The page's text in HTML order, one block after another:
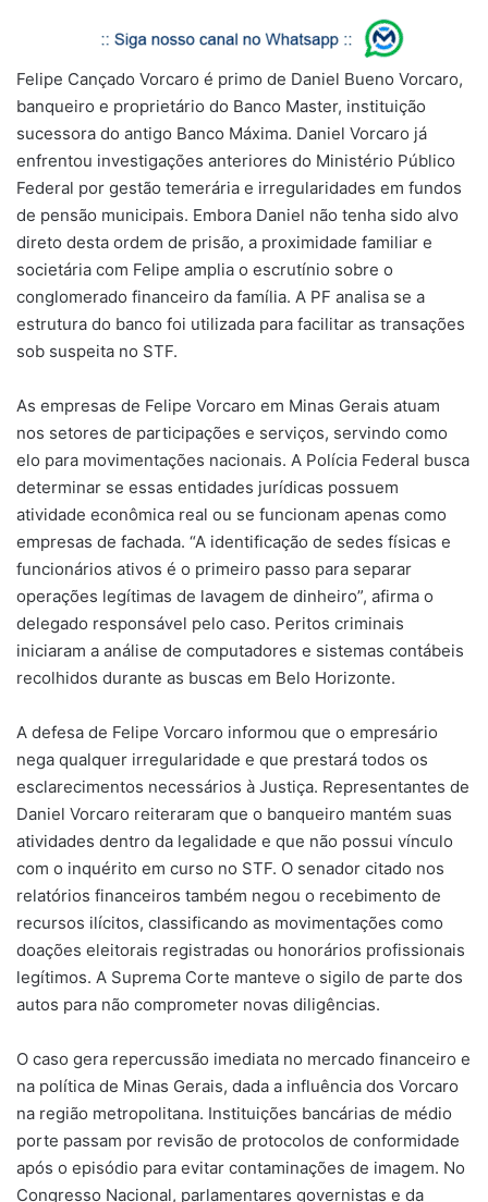
Felipe Cançado Vorcaro é primo de Daniel Bueno Vorcaro,
banqueiro e proprietário do Banco Master, instituição
sucessora do antigo Banco Máxima. Daniel Vorcaro já
enfrentou investigações anteriores do Ministério Público
Federal por gestão temerária e irregularidades em fundos
de pensão municipais. Embora Daniel não tenha sido alvo
direto desta ordem de prisão, a proximidade familiar e
societária com Felipe amplia o escrutínio sobre o
conglomerado financeiro da família. A PF analisa se a
estrutura do banco foi utilizada para facilitar as transações
sob suspeita no STF.
As empresas de Felipe Vorcaro em Minas Gerais atuam
nos setores de participações e serviços, servindo como
elo para movimentações nacionais. A Polícia Federal busca
determinar se essas entidades jurídicas possuem
atividade econômica real ou se funcionam apenas como
empresas de fachada. “A identificação de sedes físicas e
funcionários ativos é o primeiro passo para separar
operações legítimas de lavagem de dinheiro”, afirma o
delegado responsável pelo caso. Peritos criminais
iniciaram a análise de computadores e sistemas contábeis
recolhidos durante as buscas em Belo Horizonte.
A defesa de Felipe Vorcaro informou que o empresário
nega qualquer irregularidade e que prestará todos os
esclarecimentos necessários à Justiça. Representantes de
Daniel Vorcaro reiteraram que o banqueiro mantém suas
atividades dentro da legalidade e que não possui vínculo
com o inquérito em curso no STF. O senador citado nos
relatórios financeiros também negou o recebimento de
recursos ilícitos, classificando as movimentações como
doações eleitorais registradas ou honorários profissionais
legítimos. A Suprema Corte manteve o sigilo de parte dos
autos para não comprometer novas diligências.
O caso gera repercussão imediata no mercado financeiro e
na política de Minas Gerais, dada a influência dos Vorcaro
na região metropolitana. Instituições bancárias de médio
porte passam por revisão de protocolos de conformidade
após o episódio para evitar contaminações de imagem. No
Congresso Nacional, parlamentares governistas e da